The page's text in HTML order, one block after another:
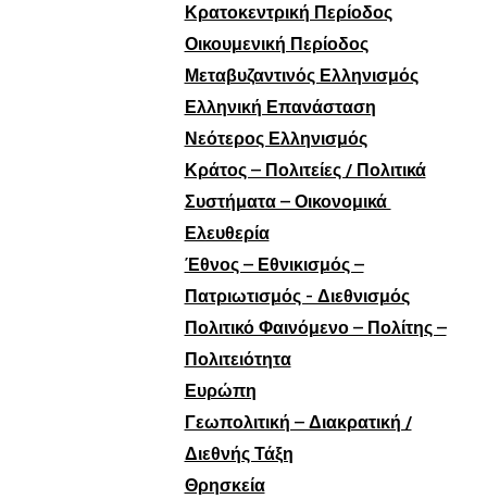
Κρατοκεντρική Περίοδος
Οικουμενική Περίοδος
Μεταβυζαντινός Ελληνισμός
Ελληνική Επανάσταση
Νεότερος Ελληνισμός
Κράτος – Πολιτείες / Πολιτικά
Συστήματα – Οικονομικά
Ελευθερία
Έθνος – Εθνικισμός –
Πατριωτισμός - Διεθνισμός
Πολιτικό Φαινόμενο – Πολίτης –
Πολιτειότητα
Ευρώπη
Γεωπολιτική – Διακρατική /
Διεθνής Τάξη
Θρησκεία